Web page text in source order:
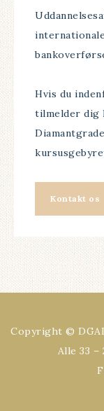
Hvis du
tilmelder dig
Kontakt os
Copyright ©
Alle 33 –